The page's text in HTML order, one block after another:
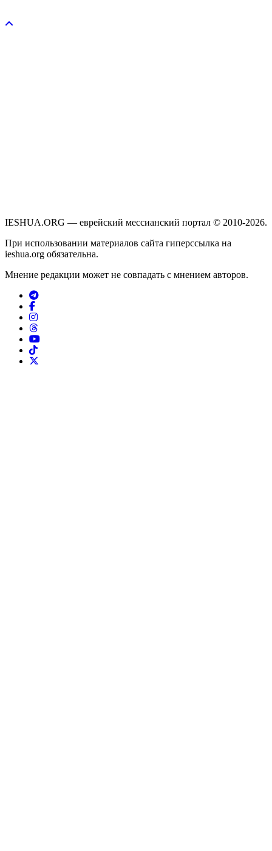
IESHUA.ORG — еврейский мессианский портал © 2010-2026.
При использовании материалов сайта гиперссылка на
ieshua.org обязательна.
Мнение редакции может не совпадать с мнением авторов.